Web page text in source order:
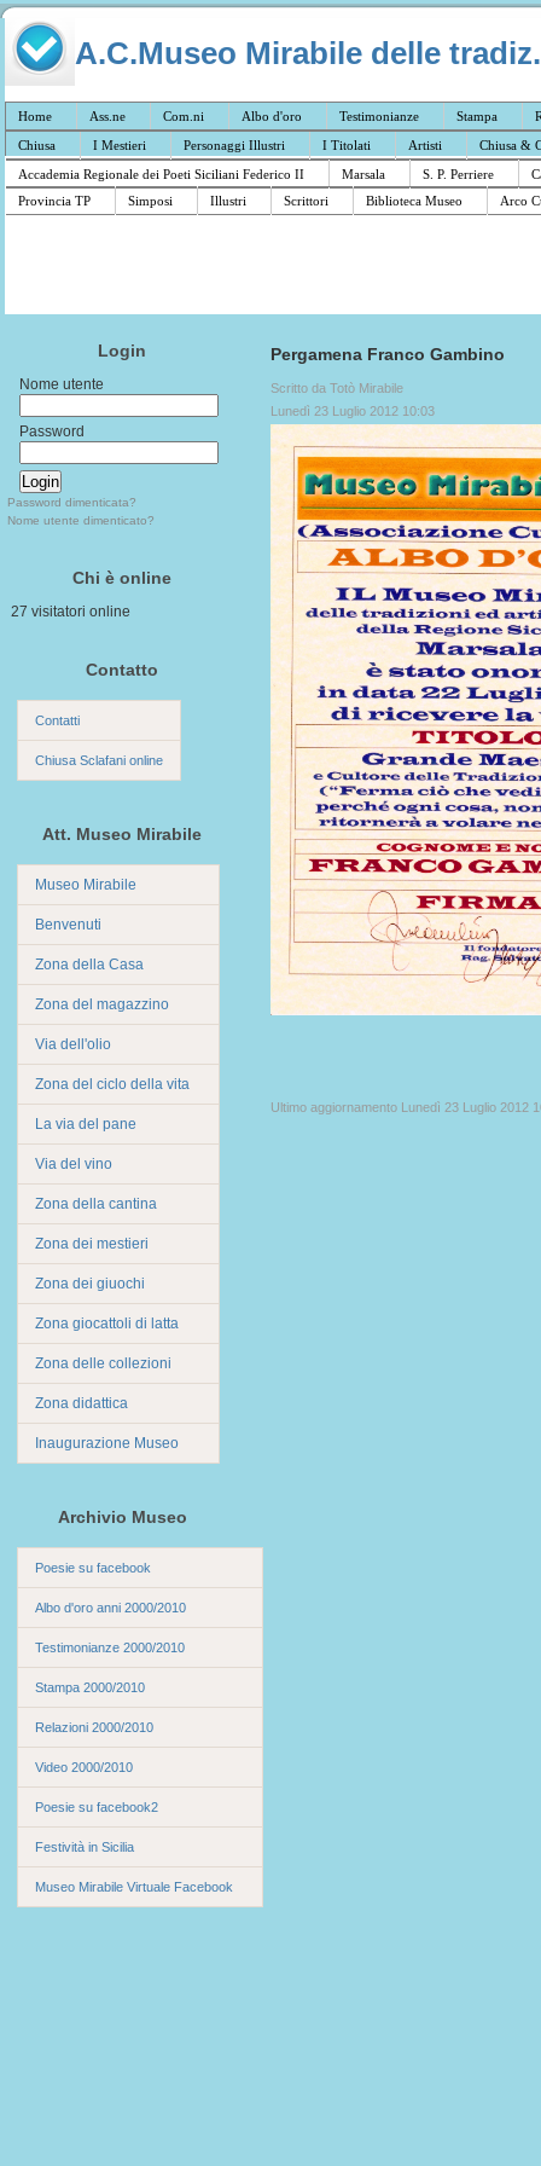
A.C.Museo Mirabile delle
Home Ass.ne Com.ni Albo d'oro Testimonianze Stampa
Chiusa
I Mestieri Personaggi Illustri I Titolati Artisti
Chiusa &
Accademia Regionale dei Poeti Siciliani Federico II
Marsala S. P. Perriere
Provincia TP
Simposi Illustri Scrittori Biblioteca Museo Arco
Login
Nome utente
Password
Password dimenticata?
Nome utente dimenticato?
Chi è online
27 visitatori online
Contatto
Contatti
Chiusa Sclafani online
Att. Museo Mirabile
Museo Mirabile
Benvenuti
Zona della Casa
Zona del magazzino
Via dell'olio
Zona del ciclo della vita
La via del pane
Via del vino
Zona della cantina
Zona dei mestieri
Zona dei giuochi
Zona giocattoli di latta
Zona delle collezioni
Zona didattica
Inaugurazione Museo
Archivio Museo
Poesie su facebook
Albo d'oro anni 2000/2010
Testimonianze 2000/2010
Stampa 2000/2010
Relazioni 2000/2010
Video 2000/2010
Poesie su facebook2
Festività in Sicilia
Museo Mirabile Virtuale Facebook
Pergamena Franco Gambino
Scritto da Totò Mirabile
Lunedì 23 Luglio 2012 10:03
Ultimo aggiornamento Lunedì 23 Luglio 2012